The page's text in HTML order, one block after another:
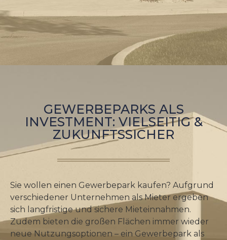
GEWERBEPARKS ALS
INVESTMENT: VIELSEITIG &
ZUKUNFTSSICHER
Sie wollen einen Gewerbepark kaufen? Aufgrund
verschiedener Unternehmen als Mieter ergeben
sich langfristige und sichere Mieteinnahmen.
Zudem bieten die großen Flächen immer wieder
neue Nutzungsoptionen – ein Gewerbepark als